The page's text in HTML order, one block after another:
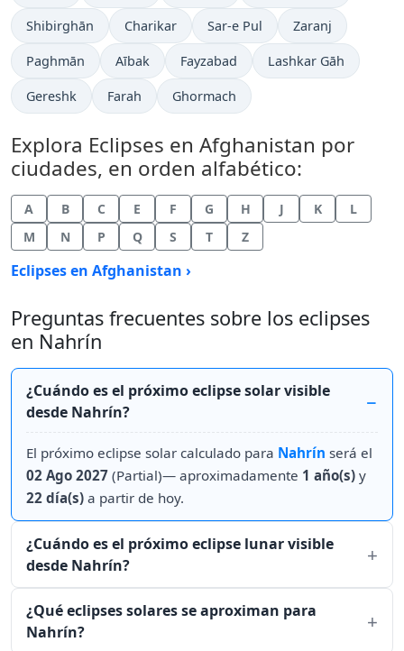
Shibirghān Charikar Sar-e Pul Zaranj
Paghmān Aībak Fayzabad Lashkar Gāh
Gereshk Farah Ghormach
Explora Eclipses en Afghanistan por
ciudades, en orden alfabético:
A B C E F G H J K
L
M
N P Q S T Z
Eclipses en Afghanistan ›
Preguntas frecuentes sobre los eclipses
en Nahrín
¿Cuándo es el próximo eclipse solar visible
desde Nahrín?
El próximo eclipse solar calculado para Nahrín será el
02 Ago 2027 (Partial)— aproximadamente 1 año(s) y
22 día(s) a partir de hoy.
¿Cuándo es el próximo eclipse lunar visible
desde Nahrín?
¿Qué eclipses solares se aproximan para
Nahrín?